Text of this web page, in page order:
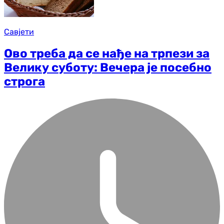
Савјети
Ово треба да се нађе на трпези за
Велику суботу: Вечера је посебно
строга